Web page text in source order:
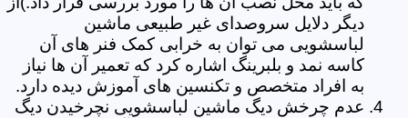
دیگر دلایل سروصدای غیر طبیعی ماشین
لباسشویی می توان به خرابی کمک فنر های آن
کاسه نمد و بلبرینگ اشاره کرد که تعمیر آن ها نیاز
به افراد متخصص و تکنسین های آموزش دیده دارد.
عدم چرخش دیگ ماشین لباسشویی نچرخیدن دیگ